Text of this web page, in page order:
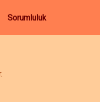
Sorumluluk